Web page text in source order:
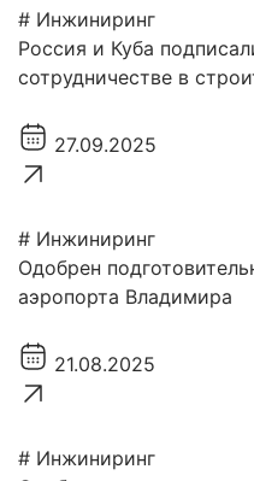
# Инжиниринг
Россия и Куба
сотрудничестве в
27.09.2025
# Инжиниринг
Одобрен
аэропорта Владимира
21.08.2025
# Инжиниринг